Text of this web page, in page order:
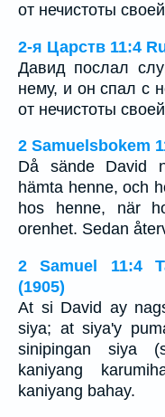
от нечистоты
2-я Царств 11:4
Давид послал
нему, и он спал с
от нечистоты
2 Samuelsbokem
Då sände David
hämta henne, och
hos henne, när
orenhet. Sedan
2 Samuel 11:4
(1905)
At si David ay
siya; at siya'y
sinipingan siya
kaniyang
kaniyang bahay.